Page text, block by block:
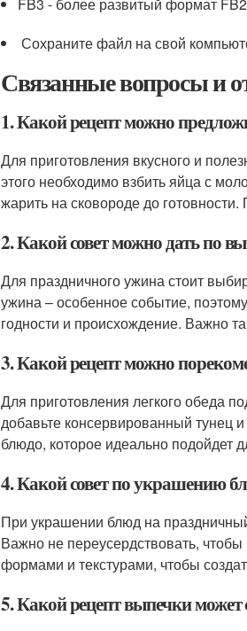
Сохраните файл на свой
Связанные вопросы и
1. Какой рецепт можно
Для приготовления вкусного и
этого необходимо взбить яйца с
жарить на сковороде до
2. Какой совет можно дать по
Для праздничного ужина стоит
ужина – особенное событие,
годности и происхождение. Важно
3. Какой рецепт можно
Для приготовления легкого обеда
добавьте консервированный тунец
блюдо, которое идеально подойдет
4. Какой совет по украшению
При украшении блюд на
Важно не переусердствовать,
формами и текстурами, чтобы
5. Какой рецепт выпечки